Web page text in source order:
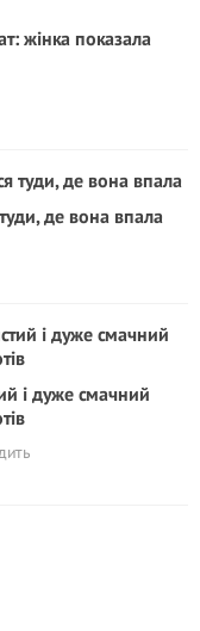
жінка показала
де вона впала
і дуже смачний